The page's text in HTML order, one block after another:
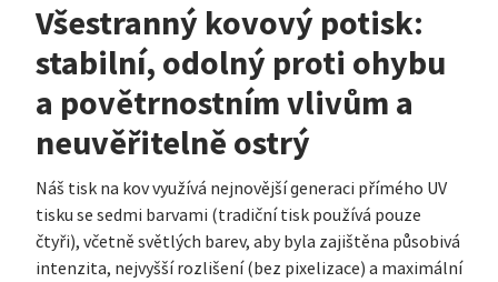
Všestranný kovový potisk:
stabilní, odolný proti ohybu
a povětrnostním vlivům a
neuvěřitelně ostrý
Náš tisk na kov využívá nejnovější generaci přímého UV
tisku se sedmi barvami (tradiční tisk používá pouze
čtyři), včetně světlých barev, aby byla zajištěna působivá
intenzita, nejvyšší rozlišení (bez pixelizace) a maximální